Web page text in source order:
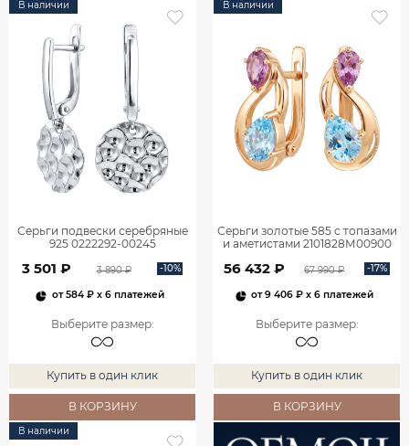
В наличии
Серьги подвески серебряные
925 0222292-00245
3 501 ₽ 3 890 ₽ -10%
от584 ₽x 6 платежей
Выберите размер:
Купить в один клик
В КОРЗИНУ
В наличии
Серьги золотые 585 с топазами
и аметистами 2101828М00900
56 432 ₽ 67 990 ₽ -17%
от9 406 ₽ x 6 платежей
Выберите размер:
Купить в один клик
В КОРЗИНУ
В наличии